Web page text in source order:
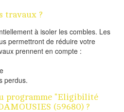
travaux ?
à isoler les combles. Les
permettront de réduire votre
prennent en compte :
perdus.
programme "Eligibilité
(59680) ?